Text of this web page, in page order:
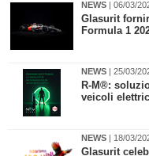
NEWS | 06/03/
​Glasurit
Formula 1
NEWS | 25/03/
​R-M®:
veicoli
NEWS | 18/03/
​Glasurit